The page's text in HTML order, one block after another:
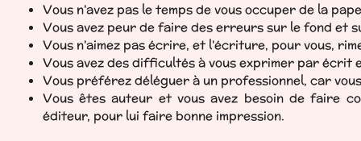
Vous n'avez pas le temps de vous occuper de la
Vous avez peur de faire des erreurs sur le fond et
Vous n'aimez pas écrire, et l'écriture, pour vous,
Vous avez des difficultés à vous exprimer par écrit
Vous préférez déléguer à un professionnel, car
Vous êtes auteur et vous avez besoin de faire
éditeur, pour lui faire bonne impression.